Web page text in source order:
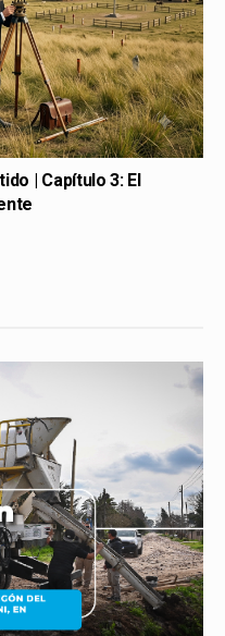
| Capítulo 3: El